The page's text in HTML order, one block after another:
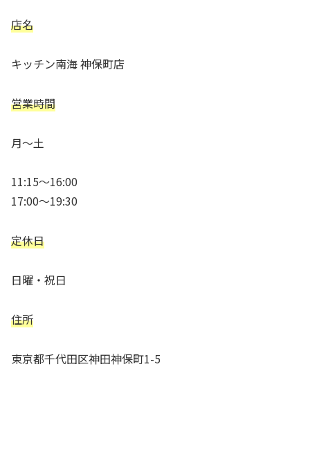
店名
キッチン南海 神保町店
営業時間
月～土
11:15～16:00
17:00～19:30
定休日
日曜・祝日
住所
東京都千代田区神田神保町1-5